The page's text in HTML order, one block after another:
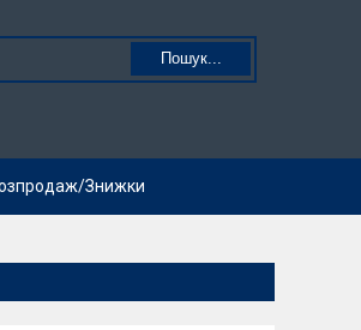
Пошук...
Знижки